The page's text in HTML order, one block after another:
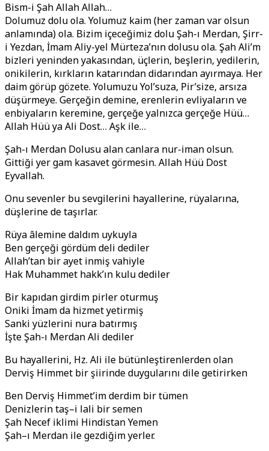
Bism-i Şah Allah Allah…
Dolumuz dolu ola. Yolumuz kaim (her zaman var olsun
anlamında) ola. Bizim içeceğimiz dolu Şah-ı Merdan, Şirr-
i Yezdan, İmam Aliy-yel Mürteza’nın dolusu ola. Şah Ali’m
bizleri yeninden yakasından, üçlerin, beşlerin, yedilerin,
onikilerin, kırkların katarından didarından ayırmaya. Her
daim görüp gözete. Yolumuzu Yol’suza, Pir’size, arsıza
düşürmeye. Gerçeğin demine, erenlerin evliyaların ve
enbiyaların keremine, gerçeğe yalnızca gerçeğe Hüü…
Allah Hüü ya Ali Dost… Aşk ile…
Şah-ı Merdan Dolusu alan canlara nur-iman olsun.
Gittiği yer gam kasavet görmesin. Allah Hüü Dost
Eyvallah.
Onu sevenler bu sevgilerini hayallerine, rüyalarına,
düşlerine de taşırlar.
Rüya âlemine daldım uykuyla
Ben gerçeği gördüm deli dediler
Allah’tan bir ayet inmiş vahiyle
Hak Muhammet hakk’ın kulu dediler
Bir kapıdan girdim pirler oturmuş
Oniki İmam da hizmet yetirmiş
Sanki yüzlerini nura batırmış
İşte Şah-ı Merdan Ali dediler
Bu hayallerini, Hz. Ali ile bütünleştirenlerden olan
Derviş Himmet bir şiirinde duygularını dile getirirken
Ben Derviş Himmet’im derdim bir tümen
Denizlerin taş–i lali bir semen
Şah Necef iklimi Hindistan Yemen
Şah–ı Merdan ile gezdiğim yerler.